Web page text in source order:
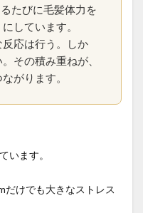
たびに毛髪体力を
しています。
応は行う。しか
その積み重ねが、
がります。
います。
だけでも大きなストレス
毛を活かす
サバイバーの物語
タイムライン
ジレス縮毛矯正
テム